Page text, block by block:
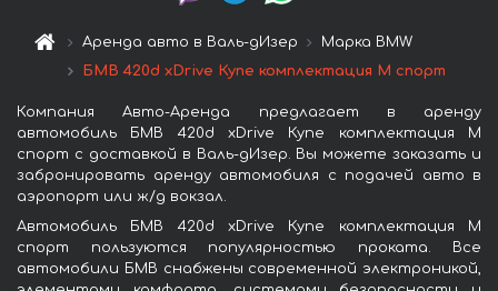
Аренда авто в Валь-дИзер
Марка BMW
БМВ 420d xDrive Купе комплектация М спорт
Компания Авто-Аренда предлагает в аренду
автомобиль БМВ 420d xDrive Купе комплектация М
спорт с доставкой в Валь-дИзер. Вы можете заказать и
забронировать аренду автомобиля с подачей авто в
аэропорт или ж/д вокзал.
Автомобиль БМВ 420d xDrive Купе комплектация М
спорт пользуются популярностью проката. Все
автомобили БМВ снабжены современной электроникой,